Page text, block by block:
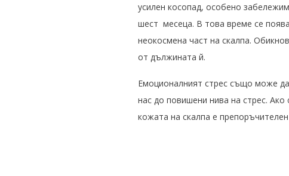
усилен косопад, особено
шест месеца. В това време се
неокосмена част на скалпа.
от дължината й.
Емоционалният стрес също може
нас до повишени нива на стрес.
кожата на скалпа е